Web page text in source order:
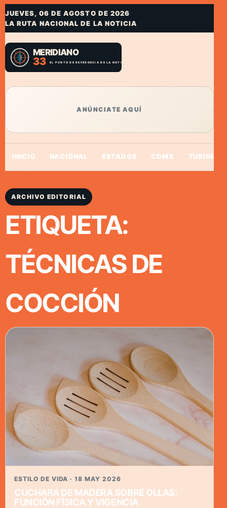
JUEVES, 06 DE AGOSTO DE 2026
LA RUTA NACIONAL DE LA NOTICIA
ANÚNCIATE AQUÍ
INICIO NACIONAL ESTADOS CDMX TURISMO
ARCHIVO EDITORIAL
ETIQUETA:
TÉCNICAS DE
COCCIÓN
ESTILO DE VIDA · 18 MAY 2026
CUCHARA DE MADERA SOBRE OLLAS:
FUNCIÓN FÍSICA Y VIGENCIA